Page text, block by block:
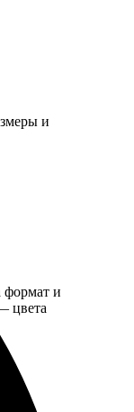
и
формат и
цвета